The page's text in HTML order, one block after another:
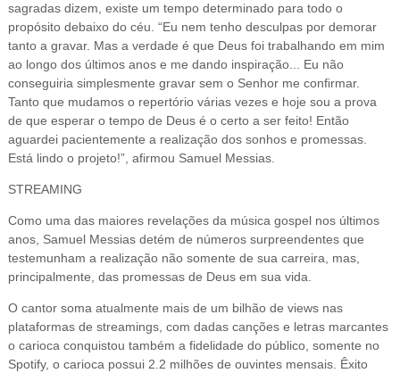
sagradas dizem, existe um tempo determinado para todo o
propósito debaixo do céu. “Eu nem tenho desculpas por demorar
tanto a gravar. Mas a verdade é que Deus foi trabalhando em mim
ao longo dos últimos anos e me dando inspiração... Eu não
conseguiria simplesmente gravar sem o Senhor me confirmar.
Tanto que mudamos o repertório várias vezes e hoje sou a prova
de que esperar o tempo de Deus é o certo a ser feito! Então
aguardei pacientemente a realização dos sonhos e promessas.
Está lindo o projeto!”, afirmou Samuel Messias.
STREAMING
Como uma das maiores revelações da música gospel nos últimos
anos, Samuel Messias detém de números surpreendentes que
testemunham a realização não somente de sua carreira, mas,
principalmente, das promessas de Deus em sua vida.
O cantor soma atualmente mais de um bilhão de views nas
plataformas de streamings, com dadas canções e letras marcantes
o carioca conquistou também a fidelidade do público, somente no
Spotify, o carioca possui 2.2 milhões de ouvintes mensais. Êxito